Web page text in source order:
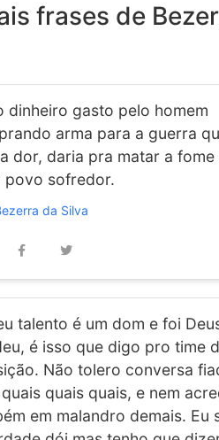
frases de
dinheiro gasto pelo homem
arma para a guerra
dor, daria pra matar a fome
povo sofredor.
da Silva
talento é um dom e foi
é isso que digo pro time
Não tolero conversa
quais quais, e nem
em malandro demais. Eu